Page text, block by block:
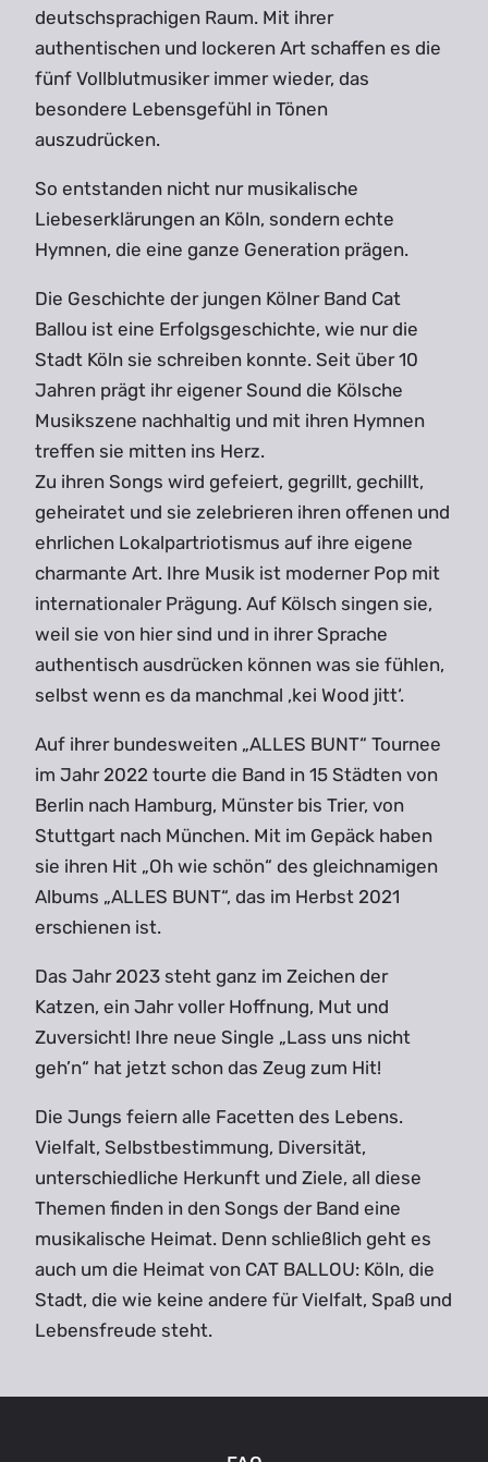
deutschsprachigen Raum. Mit ihrer
authentischen und lockeren Art schaffen es die
fünf Vollblutmusiker immer wieder, das
besondere Lebensgefühl in Tönen
auszudrücken.
So entstanden nicht nur musikalische
Liebeserklärungen an Köln, sondern echte
Hymnen, die eine ganze Generation prägen.
Die Geschichte der jungen Kölner Band Cat
Ballou ist eine Erfolgsgeschichte, wie nur die
Stadt Köln sie schreiben konnte. Seit über 10
Jahren prägt ihr eigener Sound die Kölsche
Musikszene nachhaltig und mit ihren Hymnen
treffen sie mitten ins Herz.
Zu ihren Songs wird gefeiert, gegrillt, gechillt,
geheiratet und sie zelebrieren ihren offenen und
ehrlichen Lokalpartriotismus auf ihre eigene
charmante Art. Ihre Musik ist moderner Pop mit
internationaler Prägung. Auf Kölsch singen sie,
weil sie von hier sind und in ihrer Sprache
authentisch ausdrücken können was sie fühlen,
selbst wenn es da manchmal ,kei Wood jitt‘.
Auf ihrer bundesweiten „ALLES BUNT“ Tournee
im Jahr 2022 tourte die Band in 15 Städten von
Berlin nach Hamburg, Münster bis Trier, von
Stuttgart nach München. Mit im Gepäck haben
sie ihren Hit „Oh wie schön“ des gleichnamigen
Albums „ALLES BUNT“, das im Herbst 2021
erschienen ist.
Das Jahr 2023 steht ganz im Zeichen der
Katzen, ein Jahr voller Hoffnung, Mut und
Zuversicht! Ihre neue Single „Lass uns nicht
geh’n“ hat jetzt schon das Zeug zum Hit!
Die Jungs feiern alle Facetten des Lebens.
Vielfalt, Selbstbestimmung, Diversität,
unterschiedliche Herkunft und Ziele, all diese
Themen finden in den Songs der Band eine
musikalische Heimat. Denn schließlich geht es
auch um die Heimat von CAT BALLOU: Köln, die
Stadt, die wie keine andere für Vielfalt, Spaß und
Lebensfreude steht.